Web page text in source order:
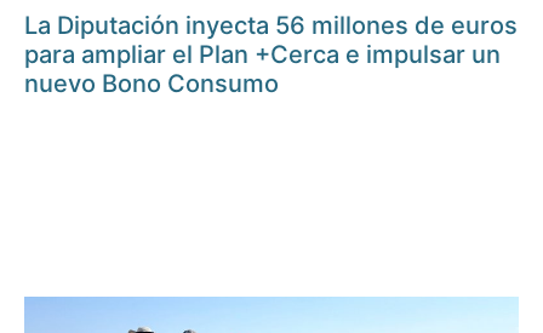
La Diputación inyecta 56 millones de euros
para ampliar el Plan +Cerca e impulsar un
nuevo Bono Consumo